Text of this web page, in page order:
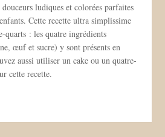
ludiques et colorées parfaites
Cette recette ultra simplissime
quarts : les quatre ingrédients
œuf et sucre) y sont présents en
aussi utiliser un cake ou un quatre-
cette recette.